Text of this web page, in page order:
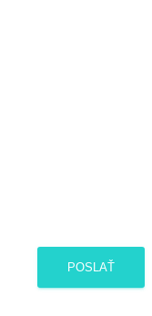
POSLAŤ